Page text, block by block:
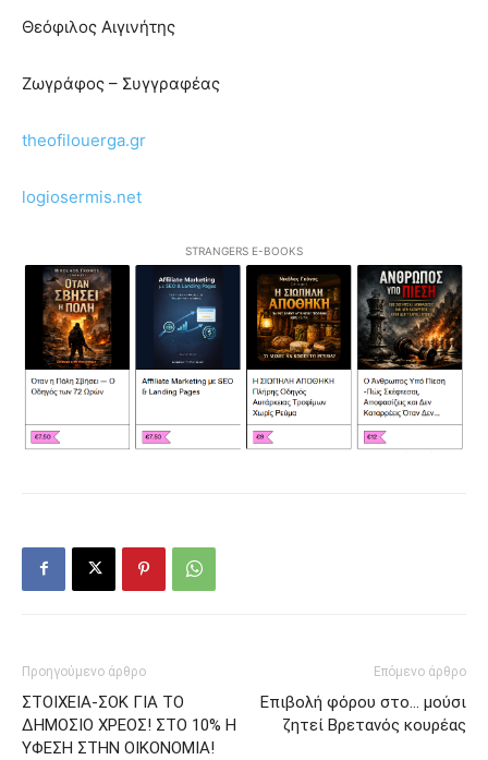
Θεόφιλος Αιγινήτης
Ζωγράφος – Συγγραφέας
theofilouerga.gr
logiosermis.net
STRANGERS E-BOOKS
Προηγούμενο άρθρο
ΣΤΟΙΧΕΙΑ-ΣΟΚ ΓΙΑ ΤΟ
ΔΗΜΟΣΙΟ ΧΡΕΟΣ! ΣΤΟ 10% Η
ΥΦΕΣΗ ΣΤΗΝ ΟΙΚΟΝΟΜΙΑ!
Επόμενο άρθρο
Επιβολή φόρου στο… μούσι
ζητεί Βρετανός κουρέας